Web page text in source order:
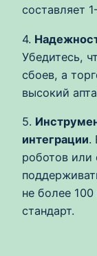
составляет
4.
Убедитесь,
сбоев, а
высокий
5.
интеграции.
роботов или
не более
стандарт.